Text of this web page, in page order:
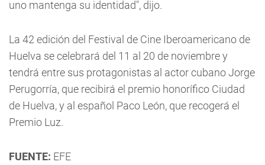
uno mantenga su identidad", dijo.
La 42 edición del Festival de Cine Iberoamericano de
Huelva se celebrará del 11 al 20 de noviembre y
tendrá entre sus protagonistas al actor cubano Jorge
Perugorría, que recibirá el premio honorífico Ciudad
de Huelva, y al español Paco León, que recogerá el
Premio Luz.
FUENTE: EFE